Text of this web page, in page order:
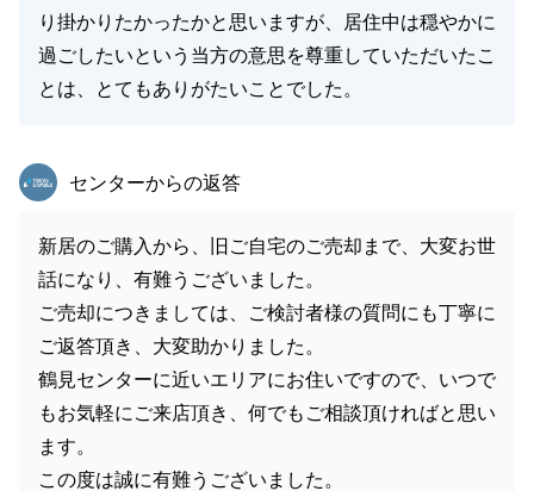
り掛かりたかったかと思いますが、居住中は穏やかに
過ごしたいという当方の意思を尊重していただいたこ
とは、とてもありがたいことでした。
東急リバブル
センターからの返答
新居のご購入から、旧ご自宅のご売却まで、大変お世
話になり、有難うございました。
ご売却につきましては、ご検討者様の質問にも丁寧に
ご返答頂き、大変助かりました。
鶴見センターに近いエリアにお住いですので、いつで
もお気軽にご来店頂き、何でもご相談頂ければと思い
ます。
この度は誠に有難うございました。